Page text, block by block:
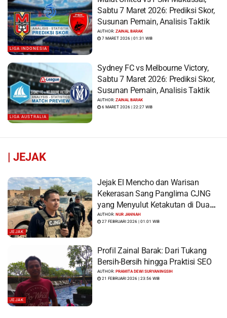
LIGA INDONESIA
Sabtu 7 Maret 2026: Prediksi Skor,
Susunan Pemain, Analisis Taktik
AUTHOR:ZAINAL BARAK
7 MARET 2026 | 01:31 WIB
LIGA AUSTRALIA
Sydney FC vs Melbourne Victory,
Sabtu 7 Maret 2026: Prediksi Skor,
Susunan Pemain, Analisis Taktik
AUTHOR:ZAINAL BARAK
6 MARET 2026 | 22:27 WIB
| JEJAK
JEJAK
Jejak El Mencho dan Warisan
Kekerasan Sang Panglima CJNG
yang Menyulut Ketakutan di Dua
Benua
AUTHOR:NUR JANNAH
27 FEBRUARI 2026 | 01:01 WIB
JEJAK
Profil Zainal Barak: Dari Tukang
Bersih-Bersih hingga Praktisi SEO
AUTHOR:PRAMITA DEWI SURYANINGSIH
21 FEBRUARI 2026 | 23:56 WIB